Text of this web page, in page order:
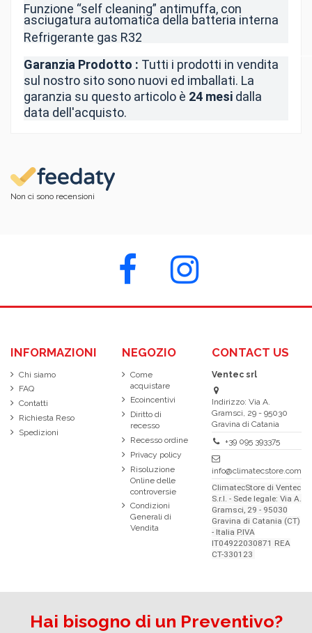
Funzione “self cleaning” antimuffa, con
asciugatura automatica della batteria interna
Refrigerante gas R32
Garanzia Prodotto : Tutti i prodotti in vendita
sul nostro sito sono nuovi ed imballati. La
garanzia su questo articolo è 24 mesi dalla
data dell'acquisto.
Non ci sono recensioni
INFORMAZIONI
Chi siamo
FAQ
Contatti
Richiesta Reso
Spedizioni
NEGOZIO
Come
acquistare
Ecoincentivi
Diritto di
recesso
Recesso ordine
Privacy policy
Risoluzione
Online delle
controversie
Condizioni
Generali di
Vendita
CONTACT US
Ventec srl
Indirizzo: Via A.
Gramsci, 29 - 95030
Gravina di Catania
+39 095 393375
info@climatecstore.com
ClimatecStore di Ventec
S.r.l. - Sede legale: Via A.
Gramsci, 29 - 95030
Gravina di Catania (CT)
- Italia P.IVA
IT04922030871 REA
CT-330123
Hai bisogno di un Preventivo?